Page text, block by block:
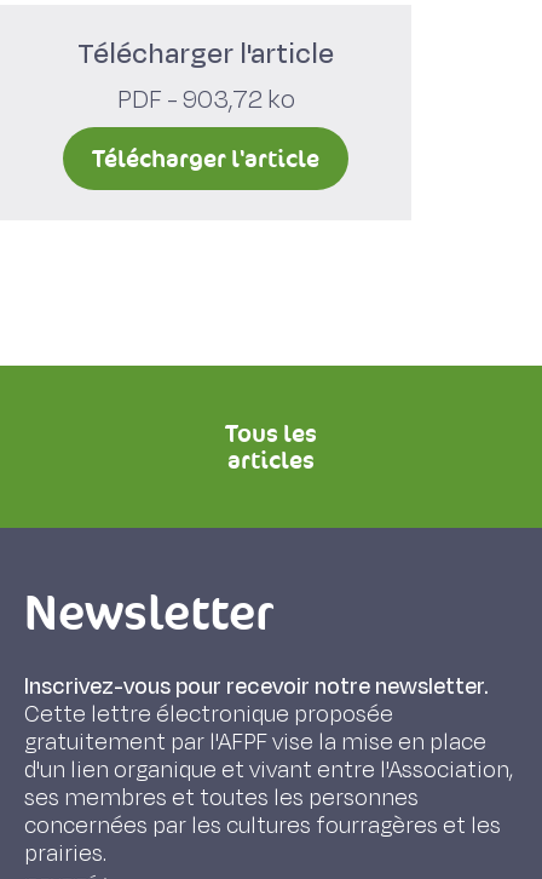
Télécharger l'article
PDF - 903,72 ko
Télécharger l'article
Tous les
articles
Newsletter
Inscrivez-vous pour recevoir notre newsletter.
Cette lettre électronique proposée
gratuitement par l'AFPF vise la mise en place
d'un lien organique et vivant entre l'Association,
ses membres et toutes les personnes
concernées par les cultures fourragères et les
prairies.